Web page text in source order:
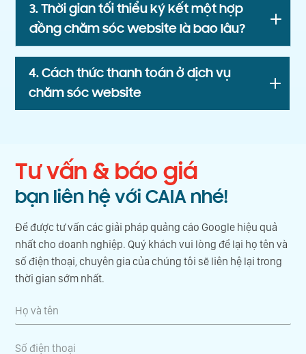
3. Thời gian tối thiểu ký kết một hợp
đồng chăm sóc website là bao lâu?
4. Cách thức thanh toán ở dịch vụ
chăm sóc website
Tư vấn & báo giá
bạn liên hệ với CAIA nhé!
Để được tư vấn các giải pháp quảng cáo Google hiệu quả
nhất cho doanh nghiệp. Quý khách vui lòng để lại họ tên và
số điện thoại, chuyên gia của chúng tôi sẽ liên hệ lại trong
thời gian sớm nhất.